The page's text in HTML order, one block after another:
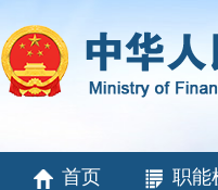
首页 职能